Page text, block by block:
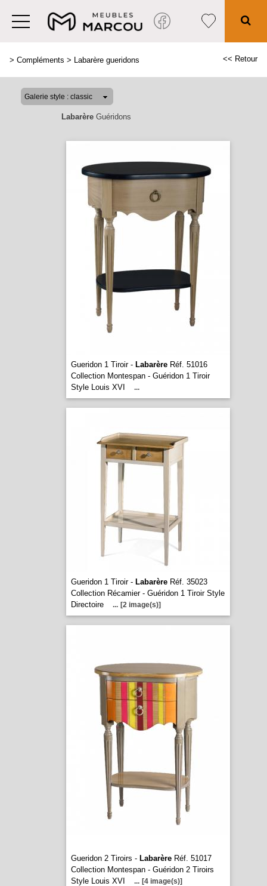
> Compléments > Labarère gueridons << Retour
LabarèreGuéridons
Gueridon 1 Tiroir - LabarèreRéf. 51016
Collection Montespan - Guéridon 1 Tiroir
Style Louis XVI
...
Gueridon 1 Tiroir - LabarèreRéf. 35023
Collection Récamier - Guéridon 1 Tiroir Style
Directoire
... [2 image(s)]
Gueridon 2 Tiroirs - LabarèreRéf. 51017
Collection Montespan - Guéridon 2 Tiroirs
Style Louis XVI
... [4 image(s)]